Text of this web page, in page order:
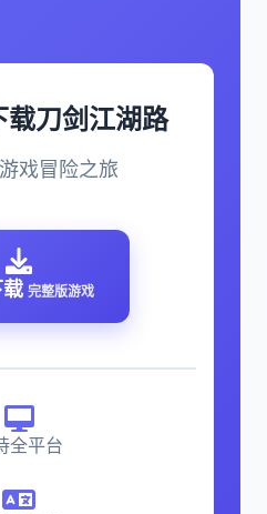
载刀剑江湖路
戏冒险之旅
完整版游戏
全平台